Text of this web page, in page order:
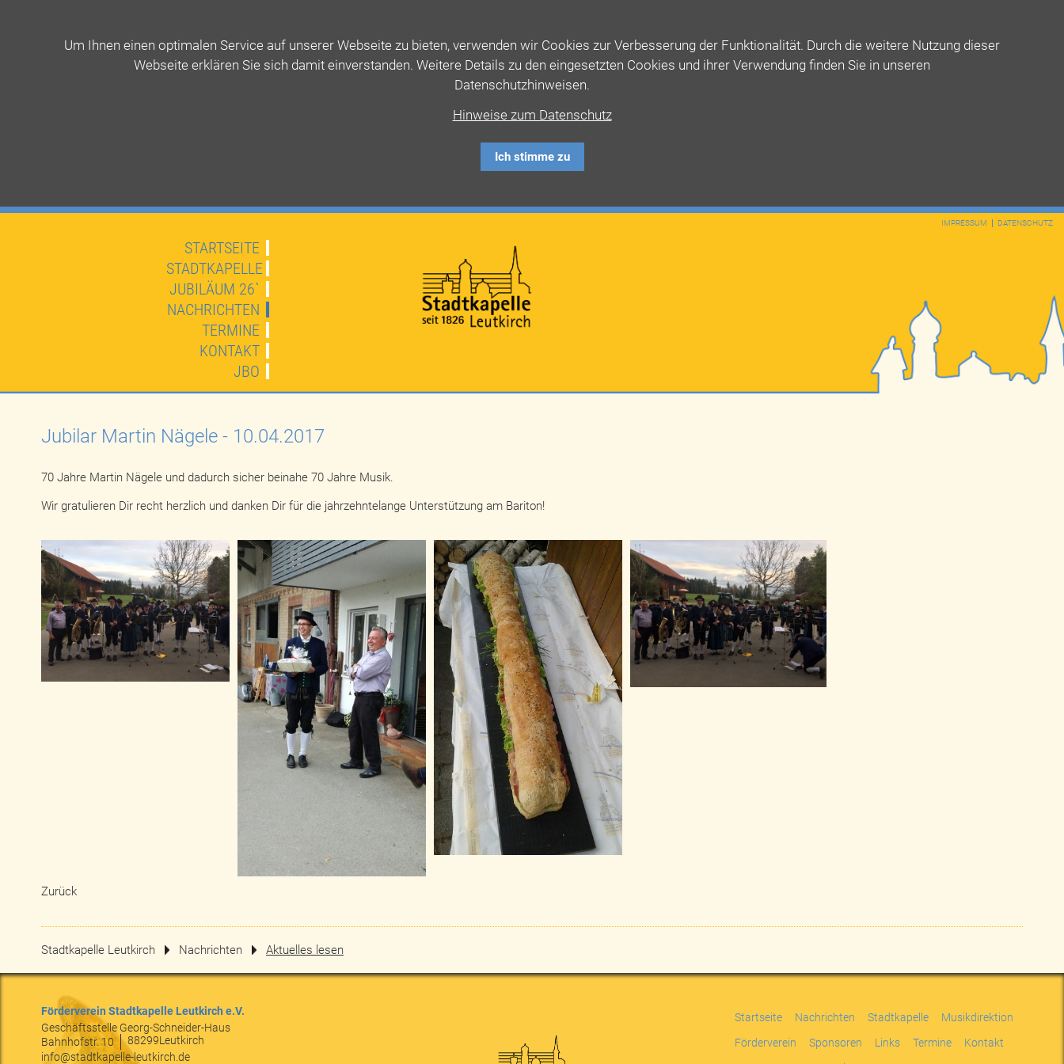
Um Ihnen einen optimalen Service auf unserer Webseite zu bieten, verwenden wir Cookies zur Verbesserung der Funktionalität. Durch die weitere Nutzung dieser
Webseite erklären Sie sich damit einverstanden. Weitere Details zu den eingesetzten Cookies und ihrer Verwendung finden Sie in unseren
Datenschutzhinweisen.
Hinweise zum Datenschutz
Ich stimme zu
IMPRESSUM DATENSCHUTZ
STARTSEITE
STADTKAPELLE
JUBILÄUM 26`
NACHRICHTEN
TERMINE
KONTAKT
JBO
Jubilar Martin Nägele - 10.04.2017
70 Jahre Martin Nägele und dadurch sicher beinahe 70 Jahre Musik.
Wir gratulieren Dir recht herzlich und danken Dir für die jahrzehntelange Unterstützung am Bariton!
Zurück
Stadtkapelle Leutkirch Nachrichten Aktuelles lesen
Förderverein Stadtkapelle Leutkirch e.V.
Geschäftsstelle Georg-Schneider-Haus
Bahnhofstr. 10
88299Leutkirch
info@stadtkapelle-leutkirch.de
Startseite Nachrichten Stadtkapelle
Musikdirektion
Förderverein
Sponsoren Links Termine
Kontakt